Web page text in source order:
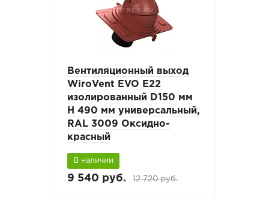
Вентиляционный выход
WiroVent EVO E22
изолированный D150 мм
Н 490 мм универсальный,
RAL 3009 Оксидно-
красный
В наличии
9 540 руб. 12 720 руб.